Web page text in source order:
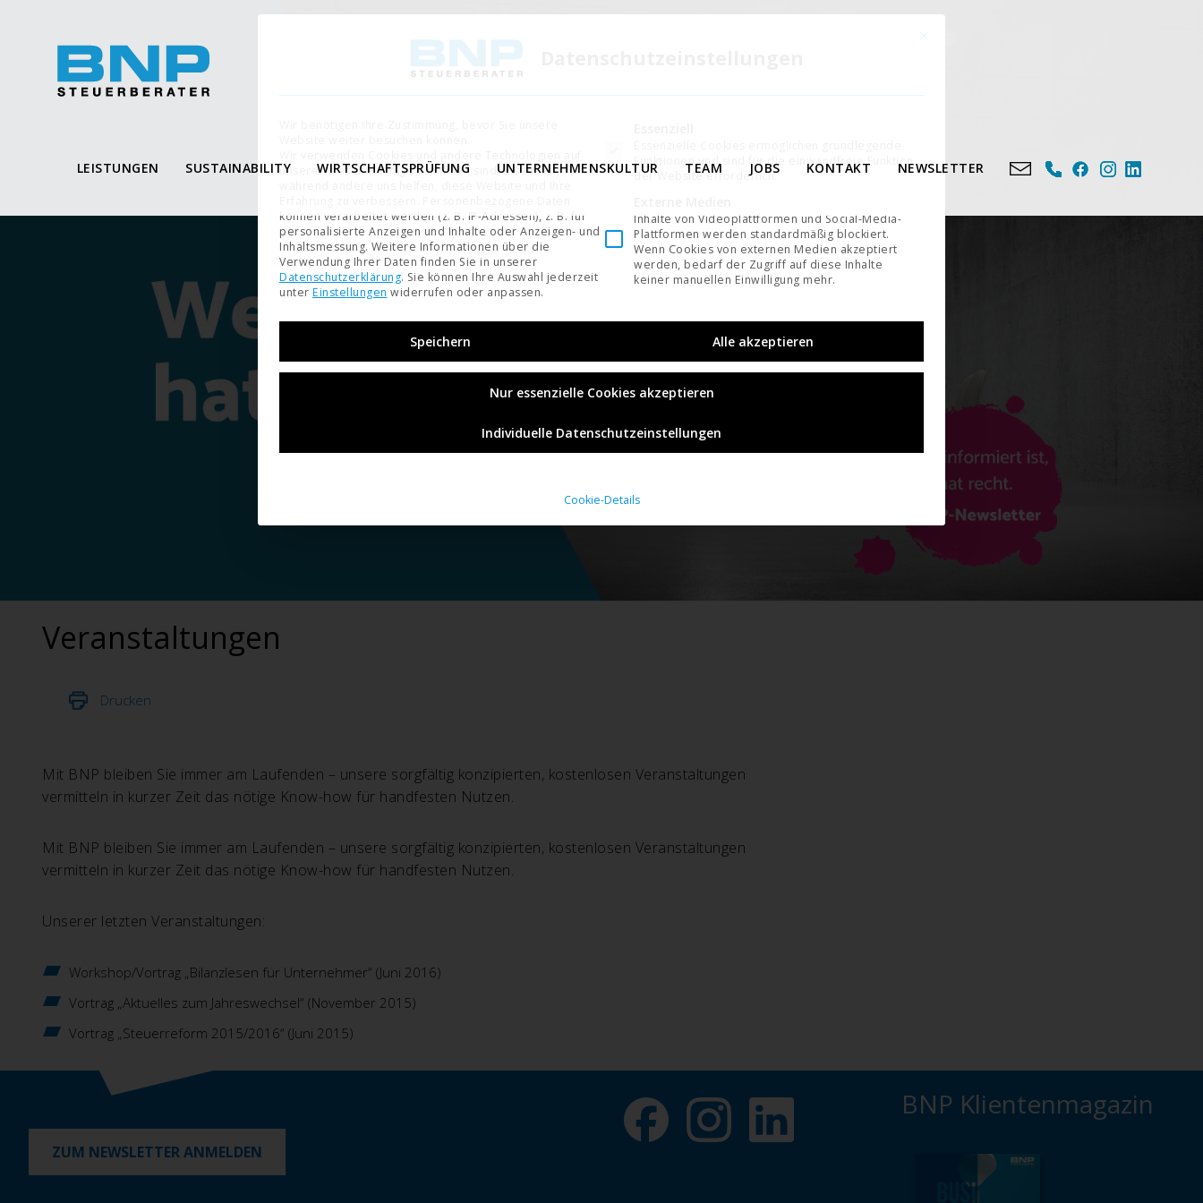
LEISTUNGEN SUSTAINABILITY WIRTSCHAFTSPRÜFUNG UNTERNEHMENSKULTUR TEAM JOBS KONTAKT NEWSLETTER
Veranstaltungen
Drucken
Mit BNP bleiben Sie immer am Laufenden – unsere sorgfältig konzipierten, kostenlosen Veranstaltungen
vermitteln in kurzer Zeit das nötige Know-how für handfesten Nutzen.
Mit BNP bleiben Sie immer am Laufenden – unsere sorgfältig konzipierten, kostenlosen Veranstaltungen
vermitteln in kurzer Zeit das nötige Know-how für handfesten Nutzen.
Unserer letzten Veranstaltungen:
Workshop/Vortrag „Bilanzlesen für Unternehmer“ (Juni 2016)
Vortrag „Aktuelles zum Jahreswechsel“ (November 2015)
Vortrag „Steuerreform 2015/2016“ (Juni 2015)
ZUM NEWSLETTER ANMELDEN
BNP Klientenmagazin
Mit diesem Button wird der Dialog geschlossen.
unserer Website. Einige von ihnen sind essenziell,
können verarbeitet werden (z. B. IP-Adressen), z. B. für
personalisierte Anzeigen und Inhalte oder Anzeigen- und
Inhaltsmessung. Weitere Informationen über die
Verwendung Ihrer Daten finden Sie in unserer
Datenschutzerklärung. Sie können Ihre Auswahl jederzeit
unter Einstellungen widerrufen oder anpassen.
Funktionen und sind für die einwandfreie Funktion
der Website erforderlich.
Inhalte von Videoplattformen und Social-Media-
Plattformen werden standardmäßig blockiert.
Wenn Cookies von externen Medien akzeptiert
werden, bedarf der Zugriff auf diese Inhalte
keiner manuellen Einwilligung mehr.
Speichern Alle akzeptieren
Nur essenzielle Cookies akzeptieren
Individuelle Datenschutzeinstellungen
Cookie-Details